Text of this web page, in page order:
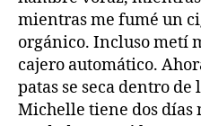
mientras me fumé un
orgánico. Incluso metí
cajero automático.
patas se seca dentro de
Michelle tiene dos días